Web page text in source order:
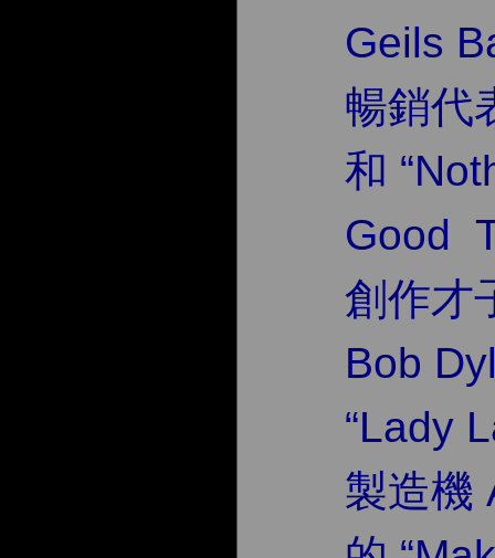
Geils
暢銷代
和
Good
創作才
Bob
“Lady
製造機